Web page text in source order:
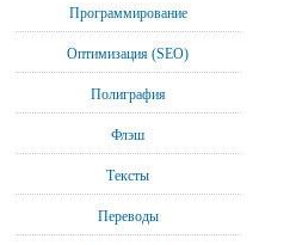
Программирование
Оптимизация (SEO)
Полиграфия
Флэш
Тексты
Переводы